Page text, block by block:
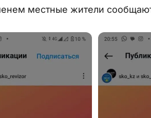
местные жители